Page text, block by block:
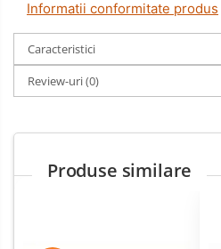
Informatii conformitate produs
Caracteristici
Review-uri(0)
Produse similare